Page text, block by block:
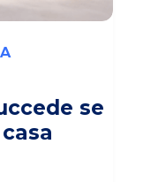
se